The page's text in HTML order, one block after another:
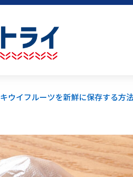
キウイフルーツを新鮮に保存する方